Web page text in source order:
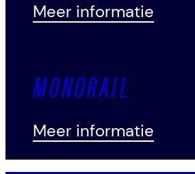
Meer informatie
MONORAIL
Meer informatie